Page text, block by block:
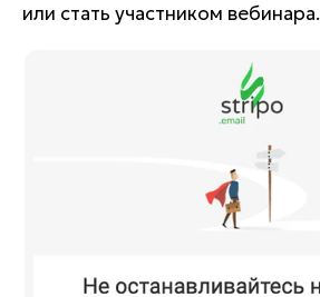
или стать участником вебинара.